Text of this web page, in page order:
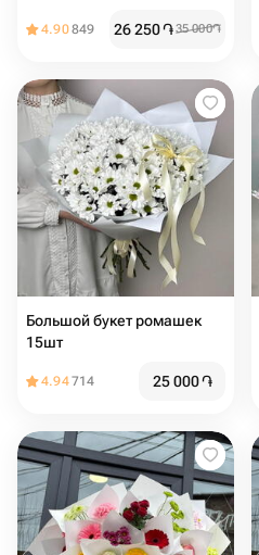
4.90849 26 250֏35 000֏
Большой букет ромашек
15шт
4.94714 25 000֏